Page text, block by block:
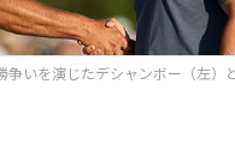
争いを演じたデシャンボー（左）